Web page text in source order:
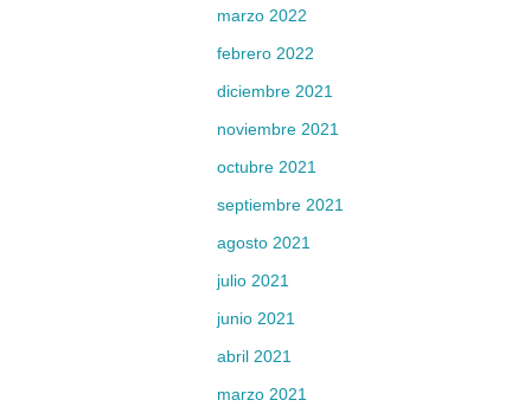
marzo 2022
febrero 2022
diciembre 2021
noviembre 2021
octubre 2021
septiembre 2021
agosto 2021
julio 2021
junio 2021
abril 2021
marzo 2021